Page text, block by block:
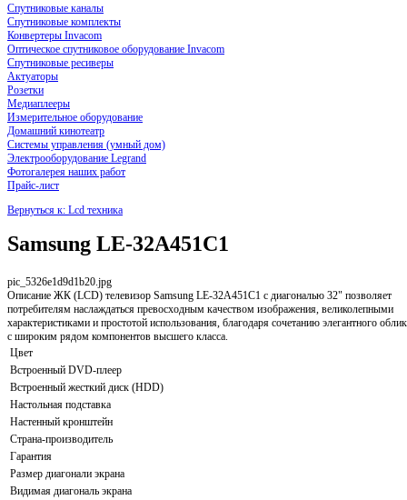
Спутниковые каналы
Спутниковые комплекты
Конвертеры Invacom
Оптическое спутниковое оборудование Invacom
Спутниковые ресиверы
Актуаторы
Розетки
Медиаплееры
Измерительное оборудование
Домашний кинотеатр
Системы управления (умный дом)
Электрооборудование Legrand
Фотогалерея наших работ
Прайс-лист
Вернуться к: Lcd техника
Samsung LE-32A451C1
pic_5326e1d9d1b20.jpg
Описание ЖК (LCD) телевизор Samsung LE-32A451C1 с диагональю 32" позволяет
потребителям наслаждаться превосходным качеством изображения, великолепными
характеристиками и простотой использования, благодаря сочетанию элегантного
с широким рядом компонентов высшего класса.
Цвет
Встроенный DVD-плеер
Встроенный жесткий диск (HDD)
Настольная подставка
Настенный кронштейн
Страна-производитель
Гарантия
Размер диагонали экрана
Видимая диагональ экрана